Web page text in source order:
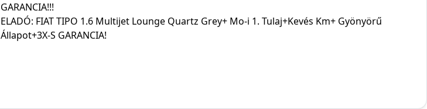
GARANCIA!!!
ELADÓ: FIAT TIPO 1.6 Multijet Lounge Quartz Grey+ Mo-i 1. Tulaj+Kevés Km+ Gyönyörű
Állapot+3X-S GARANCIA!